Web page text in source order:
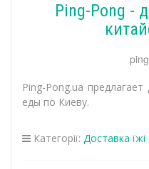
Ping-Pong -
Ping-Pong.ua предлагает
еды по Киеву.
Категорії: Доставка їжі